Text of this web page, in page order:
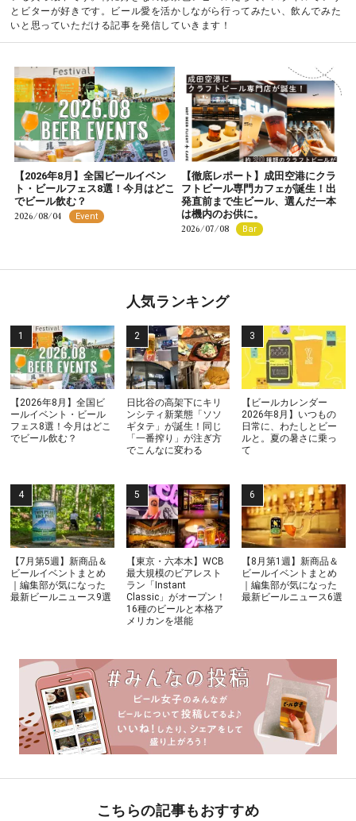
とビターが好きです。ビール愛を活かしながら行ってみたい、飲んでみた
いと思っていただける記事を発信していきます！
【2026年8月】全国ビールイベン
ト・ビールフェス8選！今月はどこ
でビール飲む？
2026/08/04 Event
【徹底レポート】成田空港にクラ
フトビール専門カフェが誕生！出
発直前まで生ビール、選んだ一本
は機内のお供に。
2026/07/08 Bar
人気ランキング
【2026年8月】全国ビ
ールイベント・ビール
フェス8選！今月はどこ
でビール飲む？
日比谷の高架下にキリ
ンシティ新業態「ソソ
ギタテ」が誕生！同じ
「一番搾り」が注ぎ方
でこんなに変わる
【ビールカレンダー
2026年8月】いつもの
日常に、わたしとビー
ルと。夏の暑さに乗っ
て
【7月第5週】新商品＆
ビールイベントまとめ
｜編集部が気になった
最新ビールニュース9選
【東京・六本木】WCB
最大規模のビアレスト
ラン「Instant
Classic」がオープン！
16種のビールと本格ア
メリカンを堪能
【8月第1週】新商品＆
ビールイベントまとめ
｜編集部が気になった
最新ビールニュース6選
こちらの記事もおすすめ